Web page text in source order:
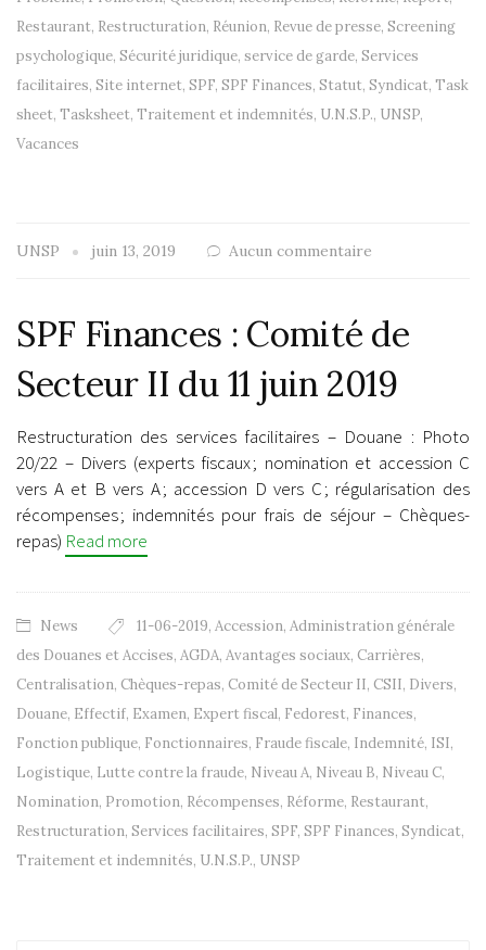
Restaurant, Restructuration, Réunion, Revue de presse, Screening
psychologique, Sécurité juridique, service de garde, Services
facilitaires, Site internet, SPF, SPF Finances, Statut, Syndicat, Task
sheet, Tasksheet, Traitement et indemnités, U.N.S.P., UNSP,
Vacances
UNSP juin 13, 2019 Aucun commentaire
SPF Finances : Comité de
Secteur II du 11 juin 2019
Restructuration des services facilitaires – Douane : Photo
20/22 – Divers (experts fiscaux ; nomination et accession C
vers A et B vers A ; accession D vers C ; régularisation des
récompenses ; indemnités pour frais de séjour – Chèques-
repas) Read more
News 11-06-2019, Accession, Administration générale
des Douanes et Accises, AGDA, Avantages sociaux, Carrières,
Centralisation, Chèques-repas, Comité de Secteur II, CSII, Divers,
Douane, Effectif, Examen, Expert fiscal, Fedorest, Finances,
Fonction publique, Fonctionnaires, Fraude fiscale, Indemnité, ISI,
Logistique, Lutte contre la fraude, Niveau A, Niveau B, Niveau C,
Nomination, Promotion, Récompenses, Réforme, Restaurant,
Restructuration, Services facilitaires, SPF, SPF Finances, Syndicat,
Traitement et indemnités, U.N.S.P., UNSP